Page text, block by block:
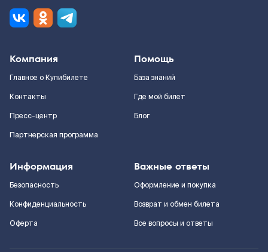
Компания
Главное о Купибилете
Контакты
Пресс-центр
Партнерская программа
Помощь
База знаний
Где мой билет
Блог
Информация
Безопасность
Конфиденциальность
Оферта
Важные ответы
Оформление и покупка
Возврат и обмен билета
Все вопросы и ответы